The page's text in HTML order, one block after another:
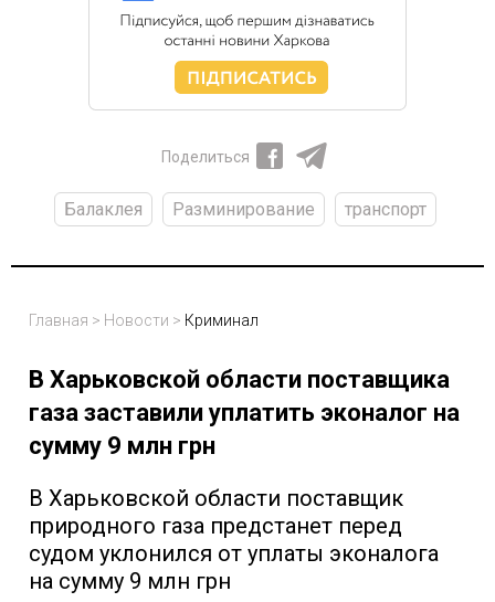
Поделиться
Балаклея Разминирование транспорт
Главная > Новости > Криминал
В Харьковской области поставщика
газа заставили уплатить эконалог на
сумму 9 млн грн
В Харьковской области поставщик
природного газа предстанет перед
судом уклонился от уплаты эконалога
на сумму 9 млн грн